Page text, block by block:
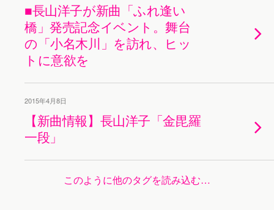
■長山洋子が新曲「ふれ逢い
橋」発売記念イベント。舞台
の「小名木川」を訪れ、ヒッ
トに意欲を
2015年4月8日
【新曲情報】長山洋子「金毘羅
一段」
このように他のタグを読み込む…